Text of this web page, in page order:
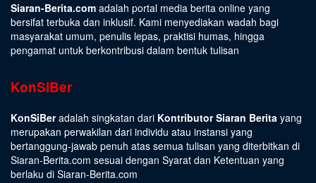
Siaran-Berita.com adalah portal media berita online yang
bersifat terbuka dan inklusif. Kami menyediakan wadah bagi
masyarakat umum, penulis lepas, praktisi humas, hingga
pengamat untuk berkontribusi dalam bentuk tulisan
KonSiBer
KonSiBeradalah singkatan dari Kontributor Siaran Berita yang
merupakan perwakilan dari individu atau instansi yang
bertanggung-jawab penuh atas semua tulisan yang diterbitkan di
Siaran-Berita.com sesuai dengan Syarat dan Ketentuan yang
berlaku di Siaran-Berita.com